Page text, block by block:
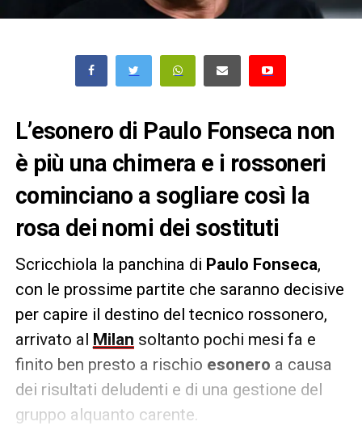
L’esonero di Paulo Fonseca non
è più una chimera e i rossoneri
cominciano a sogliare così la
rosa dei nomi dei sostituti
Scricchiola la panchina di Paulo Fonseca,
con le prossime partite che saranno decisive
per capire il destino del tecnico rossonero,
arrivato al Milan soltanto pochi mesi fa e
finito ben presto a rischio esonero a causa
dei risultati deludenti e di una gestione del
gruppo alquanto carente.